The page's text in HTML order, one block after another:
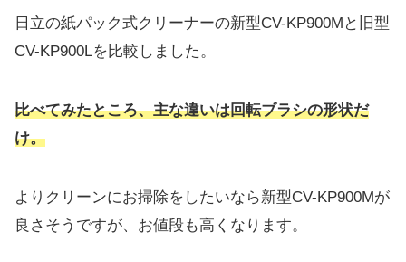
日立の紙パック式クリーナーの新型CV-KP900Mと旧型
CV-KP900Lを比較しました。
比べてみたところ、主な違いは回転ブラシの形状だ
け。
よりクリーンにお掃除をしたいなら新型CV-KP900Mが
良さそうですが、お値段も高くなります。